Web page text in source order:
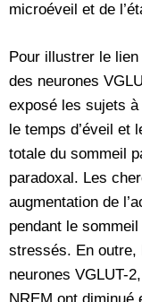
microéveil et de
Pour illustrer le
des neurones
exposé les sujets
le temps d’éveil et
totale du sommeil
paradoxal. Les
augmentation de
pendant le
stressés. En outre,
neurones VGLUT-